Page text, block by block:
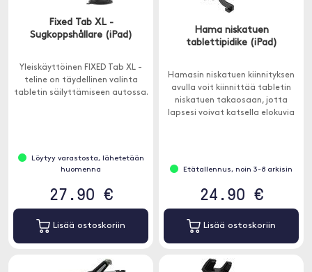
Fixed Tab XL -
Sugkoppshållare (iPad)
Yleiskäyttöinen FIXED Tab XL -
teline on täydellinen valinta
tabletin säilyttämiseen autossa.
Löytyy varastosta, lähetetään
huomenna
27.90 €
Lisää ostoskoriin
Hama niskatuen
tablettipidike (iPad)
Hamasin niskatuen kiinnityksen
avulla voit kiinnittää tabletin
niskatuen takaosaan, jotta
lapsesi voivat katsella elokuvia
Etätallennus, noin 3-8 arkisin
24.90 €
Lisää ostoskoriin